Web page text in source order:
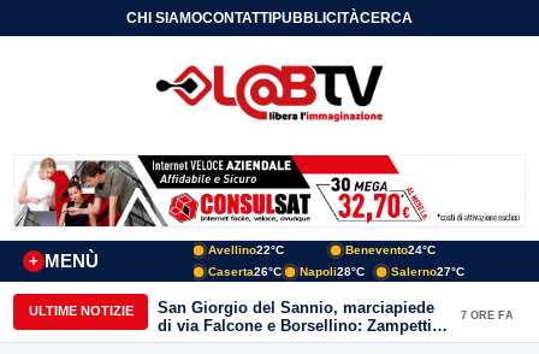
CHI SIAMOCONTATTIPUBBLICITÀCERCA
MENÙ
+
Avellino22°C Benevento24°C
Caserta26°C Napoli28°C Salerno27°C
ULTIME NOTIZIE
San Giorgio del Sannio, marciapiede
di via Falcone e Borsellino: Zampetti e
Lombardi replicano alle polemiche
7 ORE FA